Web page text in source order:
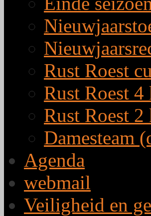
Rust Roest
Rust Roest
Rust Roest
Damesteam
Agenda
webmail
Veiligheid en